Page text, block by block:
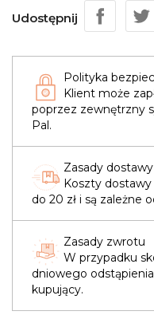
Udostępnij
Polityka
Klient może
poprzez zewnętrzny
Pal.
Zasady dostawy
Koszty dostawy
do 20 zł i są zależne
Zasady zwrotu
W przypadku
dniowego
kupujący.